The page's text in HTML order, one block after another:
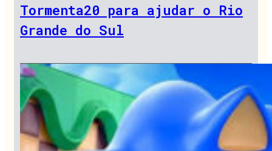
Tormenta20 para ajudar o Rio
Grande do Sul